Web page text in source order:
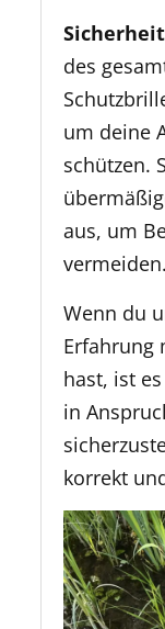
des
um deine
schützen.
aus, um
vermeiden.
Wenn du
Erfahrung
hast, ist
in
korrekt